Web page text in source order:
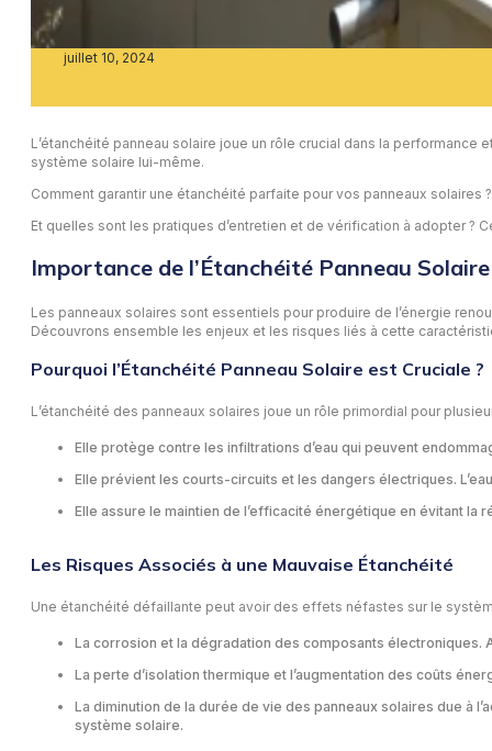
juillet 10, 2024
L’étanchéité panneau solaire joue un rôle crucial dans la
système solaire lui-même.
Comment garantir une étanchéité parfaite pour vos panneaux
Et quelles sont les pratiques d’entretien et de vérification à adopter
Importance de l’Étanchéité Panneau Solaire
Les panneaux solaires sont essentiels pour produire de l’énergie
Découvrons ensemble les enjeux et les risques liés à cette
Pourquoi l’Étanchéité Panneau Solaire est Cruciale ?
L’étanchéité des panneaux solaires joue un rôle primordial pour
Elle protège contre les infiltrations d’eau qui peuvent
Elle prévient les courts-circuits et les dangers électriques.
Elle assure le maintien de l’efficacité énergétique en évitant la
Les Risques Associés à une Mauvaise Étanchéité
Une étanchéité défaillante peut avoir des effets néfastes sur le
La corrosion et la dégradation des composants électroniques.
La perte d’isolation thermique et l’augmentation des coûts
La diminution de la durée de vie des panneaux solaires due à
système solaire.